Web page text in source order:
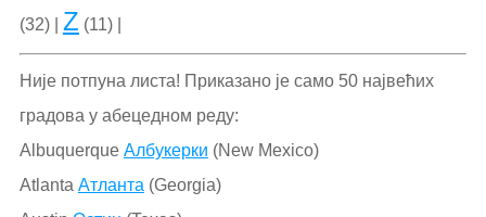
(32) | Z (11) |
Није потпуна листа! Приказано је само 50 највећих
градова у абецедном реду:
Albuquerque Албукерки (New Mexico)
Atlanta Атланта (Georgia)